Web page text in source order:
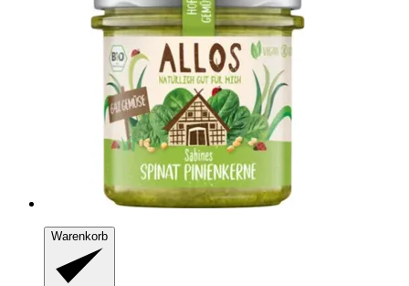
Warenkorb